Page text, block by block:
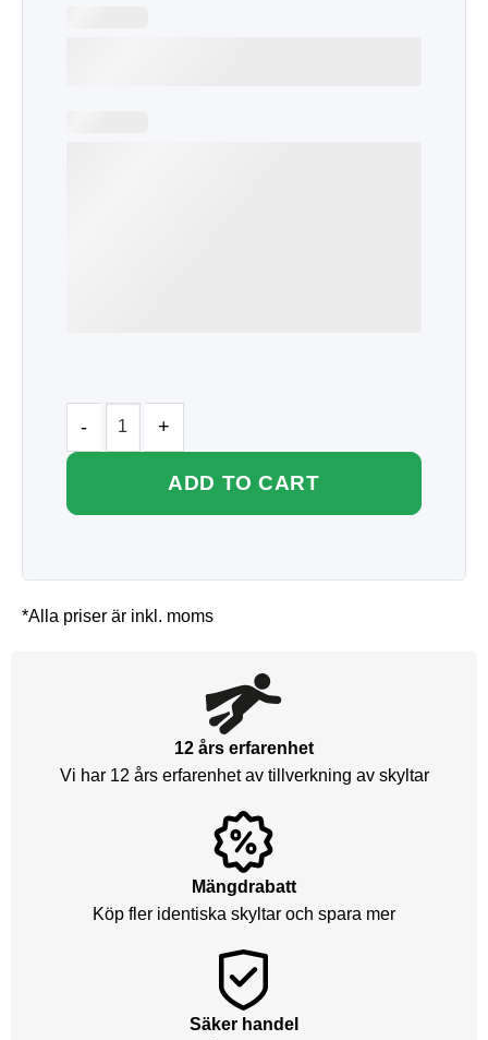
ADD TO CART
*Alla priser är inkl. moms
12 års erfarenhet
Vi har 12 års erfarenhet av tillverkning av skyltar
Mängdrabatt
Köp fler identiska skyltar och spara mer
Säker handel